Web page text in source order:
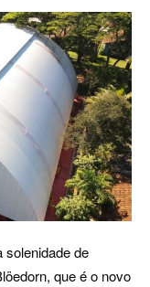
solenidade de
que é o novo